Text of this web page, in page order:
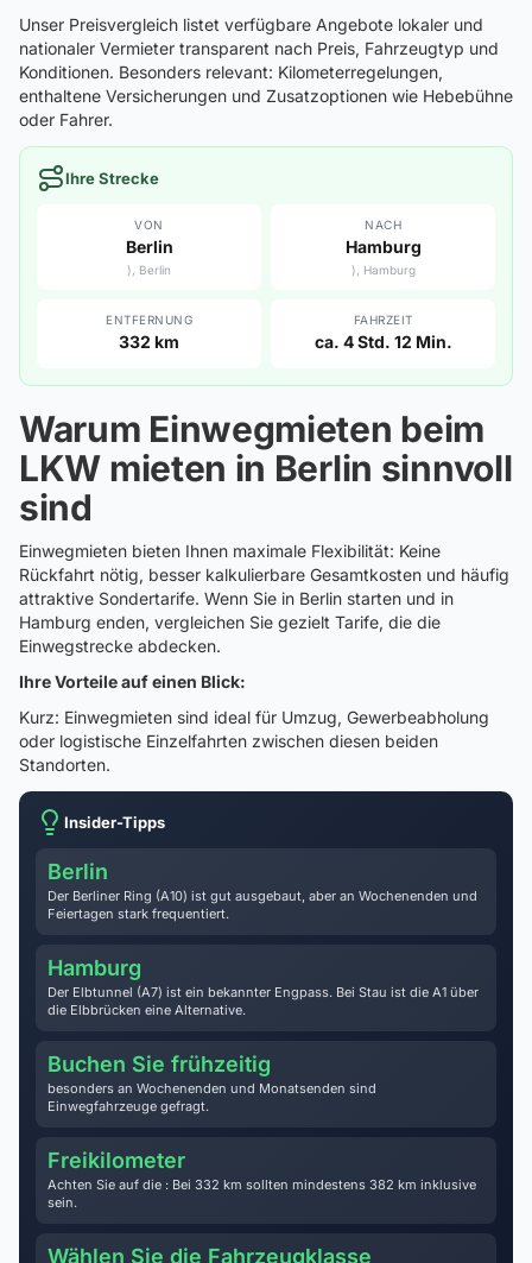
Unser Preisvergleich listet verfügbare Angebote lokaler und
nationaler Vermieter transparent nach Preis, Fahrzeugtyp und
Konditionen. Besonders relevant: Kilometerregelungen,
enthaltene Versicherungen und Zusatzoptionen wie Hebebühne
oder Fahrer.
Ihre Strecke
VON
Berlin
), Berlin
NACH
Hamburg
), Hamburg
ENTFERNUNG
332 km
FAHRZEIT
ca. 4 Std. 12 Min.
Warum Einwegmieten beim
LKW mieten in Berlin sinnvoll
sind
Einwegmieten bieten Ihnen maximale Flexibilität: Keine
Rückfahrt nötig, besser kalkulierbare Gesamtkosten und häufig
attraktive Sondertarife. Wenn Sie in Berlin starten und in
Hamburg enden, vergleichen Sie gezielt Tarife, die die
Einwegstrecke abdecken.
Ihre Vorteile auf einen Blick:
Kurz: Einwegmieten sind ideal für Umzug, Gewerbeabholung
oder logistische Einzelfahrten zwischen diesen beiden
Standorten.
Insider-Tipps
Berlin
Der Berliner Ring (A10) ist gut ausgebaut, aber an Wochenenden und
Feiertagen stark frequentiert.
Hamburg
Der Elbtunnel (A7) ist ein bekannter Engpass. Bei Stau ist die A1 über
die Elbbrücken eine Alternative.
Buchen Sie frühzeitig
besonders an Wochenenden und Monatsenden sind
Einwegfahrzeuge gefragt.
Freikilometer
Achten Sie auf die : Bei 332 km sollten mindestens 382 km inklusive
sein.
Wählen Sie die Fahrzeugklasse